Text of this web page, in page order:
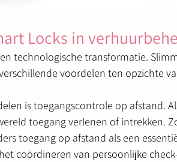
Locks in
technologische transformatie.
voordelen ten opzichte
is toegangscontrole op afstand.
toegang verlenen of intrekken.
toegang op afstand als een
coördineren van persoonlijke